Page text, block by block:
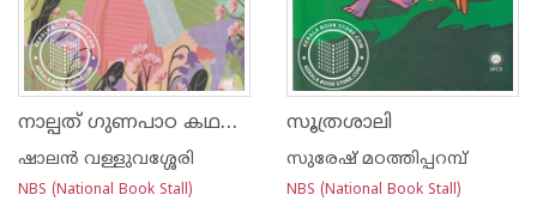
നാല്പത് ഗുണപാഠ കഥകൾ
ഷാലന്‍ വള്ളുവശ്ശേരി
NBS (National Book Stall)
സൂത്രശാലി
സുരേഷ് മഠത്തിപ്പറമ്പ്
NBS (National Book Stall)